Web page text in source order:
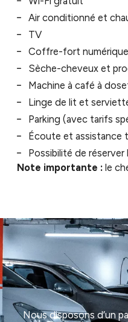
Air conditionné et
TV
Coffre-fort numérique
Sèche-cheveux et
Machine à café à
Linge de lit et
Parking (avec tarifs
Écoute et assistance
Possibilité de
Note importante : le
Nous disposons d’un